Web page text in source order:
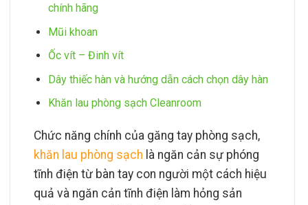
chính hãng
Mũi khoan
Ốc vít – Đinh vít
Dây thiếc hàn và hướng dẫn cách chọn dây hàn
Khăn lau phòng sạch Cleanroom
Chức năng chính của găng tay phòng sạch,
khăn lau phòng sạch là ngăn cản sự phóng
tĩnh điện từ bàn tay con người một cách hiệu
quả và ngăn cản tĩnh điện làm hỏng sản